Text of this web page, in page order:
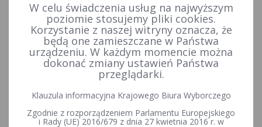
więcej
Aktualności Konkurs „Wybieram Wybory” VI edycja Podsumowanie I etapu Ogólnopolskiego Konkursu Wiedzy o Prawie Wyborczym „Wybieram Wybory”
Podsumowanie I etapu
Ogólnopolskiego Konkursu
Wiedzy o Prawie Wyborczym
W celu świadczenia usług na najwyższym
poziomie stosujemy pliki cookies.
Korzystanie z naszej witryny oznacza, że
będą one zamieszczane w Państwa
urządzeniu. W każdym momencie można
dokonać zmiany ustawień Państwa
przeglądarki.
Klauzula informacyjna Krajowego Biura Wyborczego
Zgodnie z rozporządzeniem Parlamentu Europejskiego
i Rady (UE) 2016/679 z dnia 27 kwietnia 2016 r. w